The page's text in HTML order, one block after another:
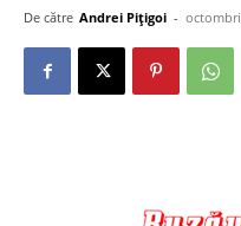
De către Andrei Pițigoi -